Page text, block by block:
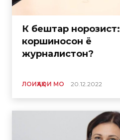
Кӣ бештар норозист:
коршиносон ё
журналистон?
ЛОИҲАҲОИ МО 20.12.2022